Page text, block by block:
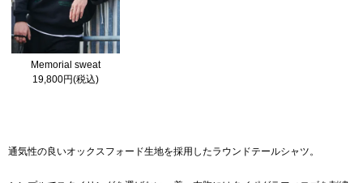
Memorial sweat
19,800円(税込)
通気性の良いオックスフォード生地を採用したラウンドテールシャツ。